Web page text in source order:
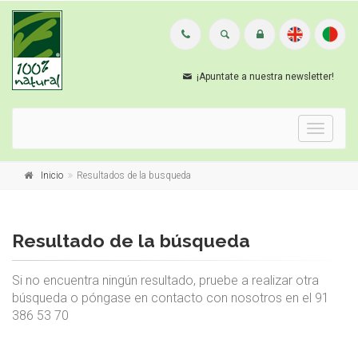
¡Apuntate a nuestra newsletter!
Menu
Inicio Resultados de la busqueda
Resultado de la búsqueda
Si no encuentra ningún resultado, pruebe a realizar otra
búsqueda o póngase en contacto con nosotros en el 91
386 53 70